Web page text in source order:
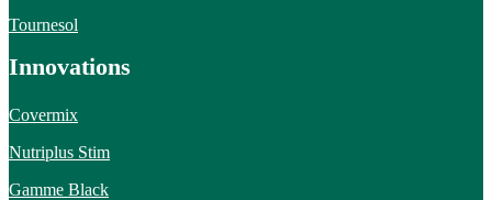
Tournesol
Innovations
Covermix
Nutriplus Stim
Gamme Black